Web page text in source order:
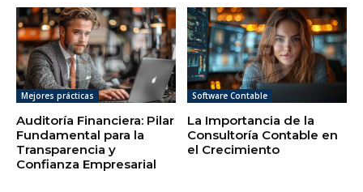
Mejores prácticas
Auditoría Financiera: Pilar
Fundamental para la
Transparencia y
Confianza Empresarial
Software Contable
La Importancia de la
Consultoría Contable en
el Crecimiento